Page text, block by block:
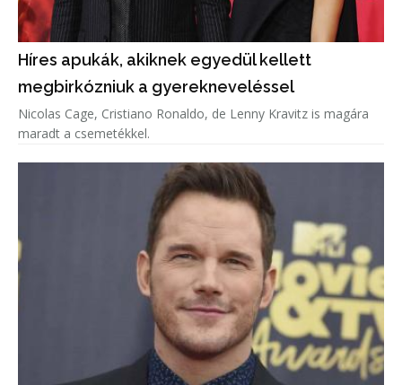
Híres apukák, akiknek egyedül kellett
megbirkózniuk a gyerekneveléssel
Nicolas Cage, Cristiano Ronaldo, de Lenny Kravitz is magára
maradt a csemetékkel.